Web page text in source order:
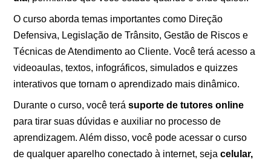
O curso aborda temas importantes como Direção
Defensiva, Legislação de Trânsito, Gestão de Riscos e
Técnicas de Atendimento ao Cliente. Você terá acesso a
videoaulas, textos, infográficos, simulados e quizzes
interativos que tornam o aprendizado mais dinâmico.
Durante o curso, você terásuporte de tutores online
para tirar suas dúvidas e auxiliar no processo de
aprendizagem. Além disso, você pode acessar o curso
de qualquer aparelho conectado à internet, sejacelular,